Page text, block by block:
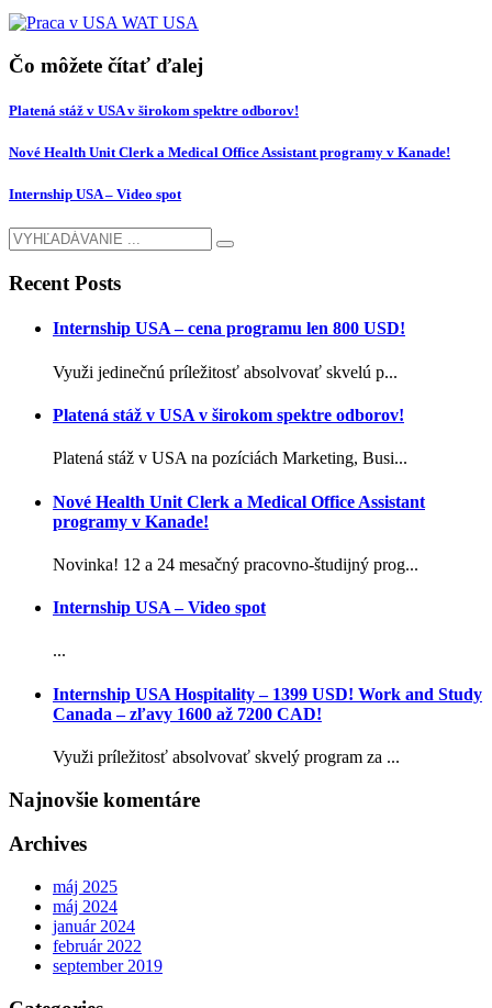
Čo môžete čítať ďalej
Platená stáž v USA v širokom spektre odborov!
Nové Health Unit Clerk a Medical Office Assistant programy v Kanade!
Internship USA – Video spot
Recent Posts
Internship USA – cena programu len 800 USD!
Využi jedinečnú príležitosť absolvovať skvelú p...
Platená stáž v USA v širokom spektre odborov!
Platená stáž v USA na pozíciách Marketing, Busi...
Nové Health Unit Clerk a Medical Office Assistant
programy v Kanade!
Novinka! 12 a 24 mesačný pracovno-študijný prog...
Internship USA – Video spot
...
Internship USA Hospitality – 1399 USD! Work and Study
Canada – zľavy 1600 až 7200 CAD!
Využi príležitosť absolvovať skvelý program za ...
Najnovšie komentáre
Archives
máj 2025
máj 2024
január 2024
február 2022
september 2019